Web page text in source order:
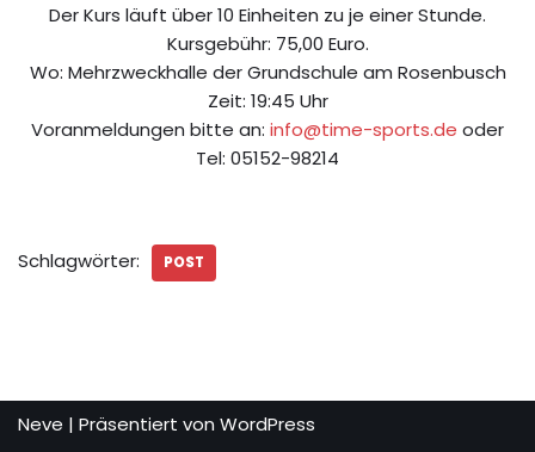
Der Kurs läuft über 10 Einheiten zu je einer Stunde.
Kursgebühr: 75,00 Euro.
Wo: Mehrzweckhalle der Grundschule am Rosenbusch
Zeit: 19:45 Uhr
Voranmeldungen bitte an: info@time-sports.de oder
Tel: 05152-98214
Schlagwörter: POST
Neve | Präsentiert von WordPress